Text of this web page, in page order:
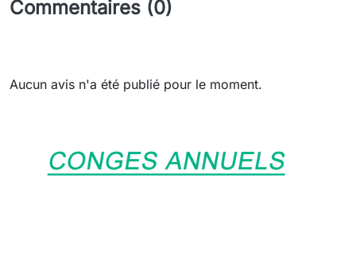
Commentaires (0)
Aucun avis n'a été publié pour le moment.